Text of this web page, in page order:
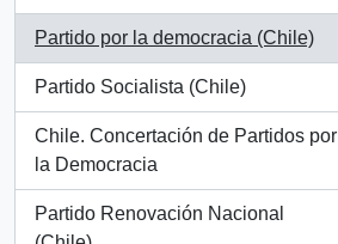
Partido por la democracia (Chile)
, 4 resultados
Partido Socialista (Chile)
, 2 resultados
Chile. Concertación de Partidos por
la Democracia
, 1 resultados
Partido Renovación Nacional